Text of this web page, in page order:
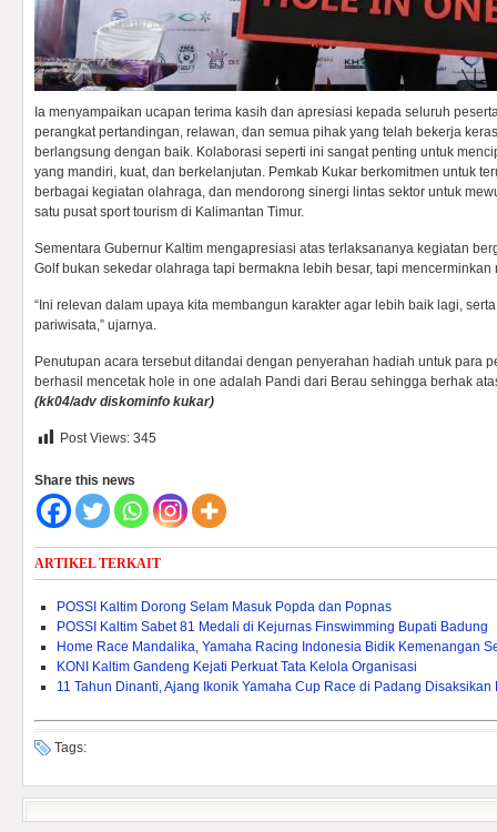
Ia menyampaikan ucapan terima kasih dan apresiasi kepada seluruh
perangkat pertandingan, relawan, dan semua pihak yang telah bekerja
berlangsung dengan baik. Kolaborasi seperti ini sangat penting untuk
yang mandiri, kuat, dan berkelanjutan. Pemkab Kukar berkomitmen untuk
berbagai kegiatan olahraga, dan mendorong sinergi lintas sektor untuk
satu pusat sport tourism di Kalimantan Timur.
Sementara Gubernur Kaltim mengapresiasi atas terlaksananya kegiatan
Golf bukan sekedar olahraga tapi bermakna lebih besar, tapi
“Ini relevan dalam upaya kita membangun karakter agar lebih baik lagi,
pariwisata,” ujarnya.
Penutupan acara tersebut ditandai dengan penyerahan hadiah untuk para
berhasil mencetak hole in one adalah Pandi dari Berau sehingga berhak
(kk04/adv diskominfo kukar)
Post Views: 345
Share this news
ARTIKEL TERKAIT
POSSI Kaltim Dorong Selam Masuk Popda dan Popnas
POSSI Kaltim Sabet 81 Medali di Kejurnas Finswimming Bupati Badung
Home Race Mandalika, Yamaha Racing Indonesia Bidik Kemenangan
KONI Kaltim Gandeng Kejati Perkuat Tata Kelola Organisasi
11 Tahun Dinanti, Ajang Ikonik Yamaha Cup Race di Padang
Tags: